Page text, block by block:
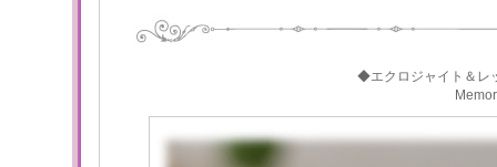
◆エクロジャイト＆レ